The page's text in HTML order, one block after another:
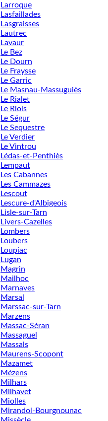
Larroque
Lasfaillades
Lasgraisses
Lautrec
Lavaur
Le Bez
Le Dourn
Le Fraysse
Le Garric
Le Masnau-Massuguiès
Le Rialet
Le Riols
Le Ségur
Le Sequestre
Le Verdier
Le Vintrou
Lédas-et-Penthiès
Lempaut
Les Cabannes
Les Cammazes
Lescout
Lescure-d'Albigeois
Lisle-sur-Tarn
Livers-Cazelles
Lombers
Loubers
Loupiac
Lugan
Magrin
Mailhoc
Marnaves
Marsal
Marssac-sur-Tarn
Marzens
Massac-Séran
Massaguel
Massals
Maurens-Scopont
Mazamet
Mézens
Milhars
Milhavet
Miolles
Mirandol-Bourgnounac